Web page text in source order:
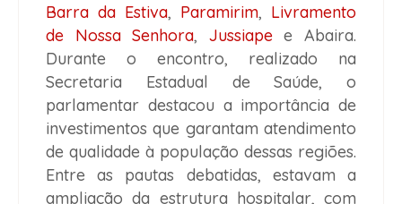
Barra da Estiva, Paramirim, Livramento
de Nossa Senhora, Jussiapee Abaira.
Durante o encontro, realizado na
Secretaria Estadual de Saúde, o
parlamentar destacou a importância de
investimentos que garantam atendimento
de qualidade à população dessas regiões.
Entre as pautas debatidas, estavam a
ampliação da estrutura hospitalar, com